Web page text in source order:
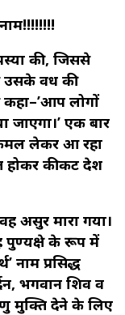
की, जिससे
उसके वध की
कहा–’आप लोगों
एक बार
लेकर आ रहा
होकर कीकट देश
असुर मारा गया।
के रूप में
नाम प्रसिद्ध
भगवान शिव व
मुक्ति देने के लिए